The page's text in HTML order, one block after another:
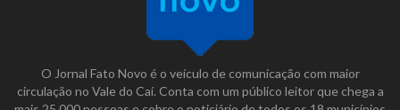
O Jornal Fato Novo é o veículo de comunicação com maior
circulação no Vale do Caí. Conta com um público leitor que chega a